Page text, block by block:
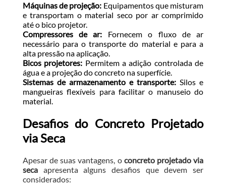
Máquinas de projeção: Equipamentos que misturam
e transportam o material seco por ar comprimido
até o bico projetor.
Compressores de ar: Fornecem o fluxo de ar
necessário para o transporte do material e para a
alta pressão na aplicação.
Bicos projetores: Permitem a adição controlada de
água e a projeção do concreto na superfície.
Sistemas de armazenamento e transporte: Silos e
mangueiras flexíveis para facilitar o manuseio do
material.
Desafios do Concreto Projetado
via Seca
Apesar de suas vantagens, o concreto projetado via
secaapresenta alguns desafios que devem ser
considerados: